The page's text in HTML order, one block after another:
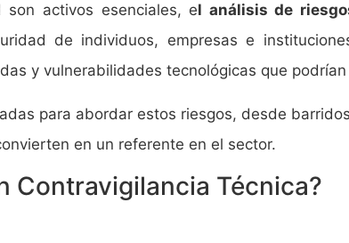
activos esenciales, el análisis de
de individuos, empresas e
y vulnerabilidades tecnológicas que
para abordar estos riesgos, desde
en un referente en el sector.
Contravigilancia Técnica?